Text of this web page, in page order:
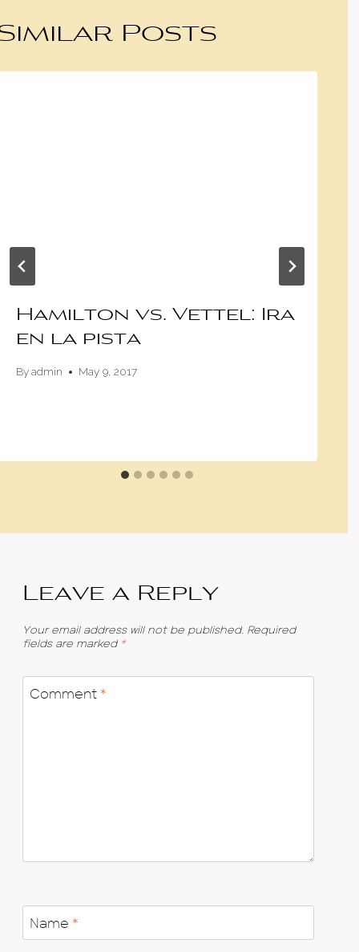
Posts
Hamilton vs. Vettel: Ira
en la pista
Byadmin May 9, 2017
Leave a Reply
Your email address will not be published. Required
fields are marked *
Comment *
Name *